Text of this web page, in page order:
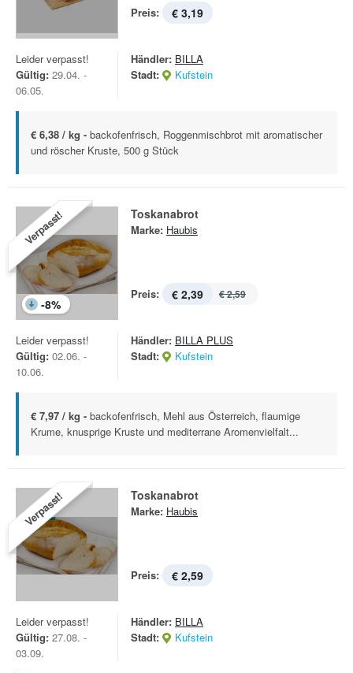
Preis: € 3,19
Leider verpasst!
Gültig: 29.04. -
06.05.
Händler: BILLA
Stadt:
Kufstein
€ 6,38 / kg - backofenfrisch, Roggenmischbrot mit aromatischer
und röscher Kruste, 500 g Stück
Verpasst!
-8%
Toskanabrot
Marke: Haubis
Preis: € 2,39 € 2,59
Leider verpasst!
Gültig: 02.06. -
10.06.
Händler: BILLA PLUS
Stadt:
Kufstein
€ 7,97 / kg - backofenfrisch, Mehl aus Österreich, flaumige
Krume, knusprige Kruste und mediterrane Aromenvielfalt...
Verpasst! Toskanabrot
Marke: Haubis
Preis: € 2,59
Leider verpasst!
Gültig: 27.08. -
03.09.
Händler: BILLA
Stadt:
Kufstein